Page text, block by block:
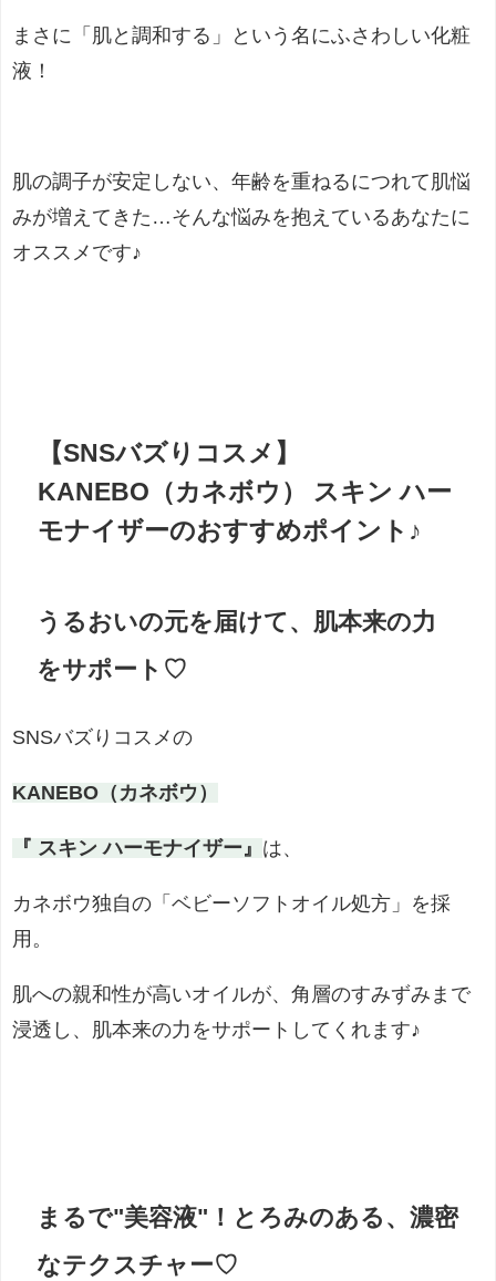
まさに「肌と調和する」という名にふさわしい化粧
液！
肌の調子が安定しない、年齢を重ねるにつれて肌悩
みが増えてきた…そんな悩みを抱えているあなたに
オススメです♪
【SNSバズりコスメ】
KANEBO（カネボウ） スキン ハー
モナイザーのおすすめポイント♪
うるおいの元を届けて、肌本来の力
をサポート ♡
SNSバズりコスメの
KANEBO（カネボウ）
『 スキン ハーモナイザー』 は、
カネボウ独自の「ベビーソフトオイル処方」を採
用。
肌への親和性が高いオイルが、角層のすみずみまで
浸透し、肌本来の力をサポートしてくれます♪
まるで"美容液"！とろみのある、濃密
なテクスチャー♡